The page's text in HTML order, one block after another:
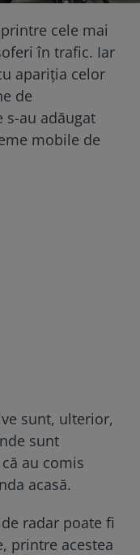
cele mai
în trafic. Iar
apariția celor
de
au adăugat
mobile de
sunt, ulterior,
sunt
au comis
acasă.
radar poate fi
printre acestea